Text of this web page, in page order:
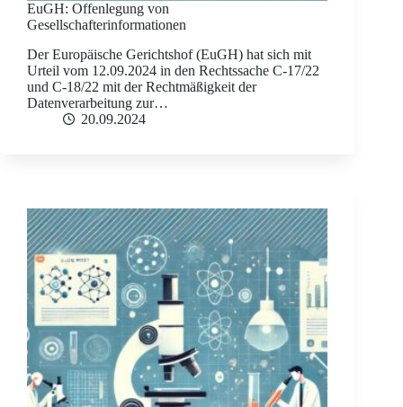
EuGH: Offenlegung von
Gesellschafterinformationen
Der Europäische Gerichtshof (EuGH) hat sich mit
Urteil vom 12.09.2024 in den Rechtssache C-17/22
und C-18/22 mit der Rechtmäßigkeit der
Datenverarbeitung zur…
20.09.2024